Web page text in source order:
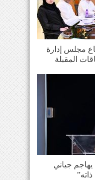
مجلس إدارة
المقبلة
جياني